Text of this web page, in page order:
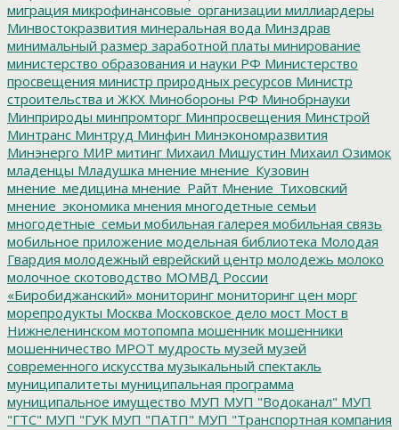
миграция микрофинансовые_организации миллиардеры
Минвостокразвития минеральная вода Минздрав
минимальный размер заработной платы минирование
министерство образования и науки РФ Министерство
просвещения министр природных ресурсов Министр
строительства и ЖКХ Минобороны РФ Минобрнауки
Минприроды минпромторг Минпросвещения Минстрой
Минтранс Минтруд Минфин Минэкономразвития
Минэнерго МИР митинг Михаил Мишустин Михаил Озимок
младенцы Младушка мнение мнение_Кузовин
мнение_медицина мнение_Райт Мнение_Тиховский
мнение_экономика мнения многодетные семьи
многодетные_семьи мобильная галерея мобильная связь
мобильное приложение модельная библиотека Молодая
Гвардия молодежный еврейский центр молодежь молоко
молочное скотоводство МОМВД России
«Биробиджанский» мониторинг мониторинг цен морг
морепродукты Москва Московское дело мост Мост в
Нижнеленинском мотопомпа мошенник мошенники
мошенничество МРОТ мудрость музей музей
современного искусства музыкальный спектакль
муниципалитеты муниципальная программа
муниципальное имущество МУП МУП "Водоканал" МУП
"ГТС" МУП "ГУК МУП "ПАТП" МУП "Транспортная компания